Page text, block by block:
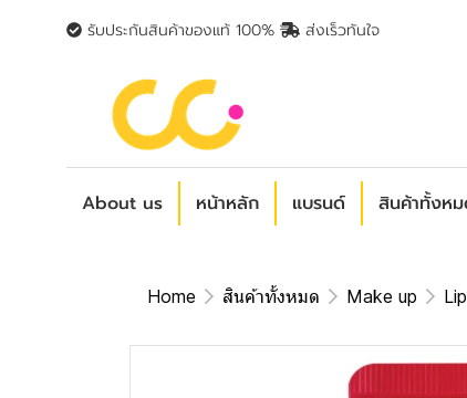
รับประกันสินค้าของแท้ 100% ส่งเร็วทันใจ
About us หน้าหลัก แบรนด์ สินค้าทั้งห
Home สินค้าทั้งหมด Make up